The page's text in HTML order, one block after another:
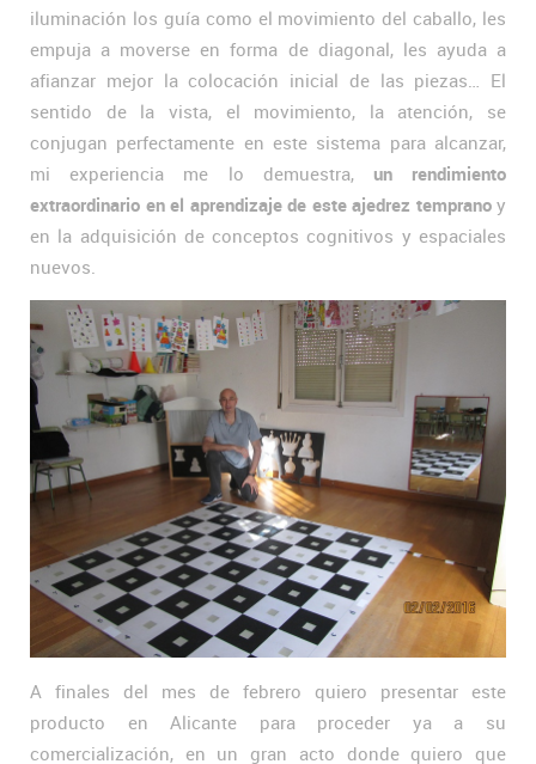
iluminación los guía como el movimiento del caballo, les
empuja a moverse en forma de diagonal, les ayuda a
afianzar mejor la colocación inicial de las piezas… El
sentido de la vista, el movimiento, la atención, se
conjugan perfectamente en este sistema para alcanzar,
mi experiencia me lo demuestra, un rendimiento
extraordinario en el aprendizaje de este ajedrez tempranoy
en la adquisición de conceptos cognitivos y espaciales
nuevos.
A finales del mes de febrero quiero presentar este
producto en Alicante para proceder ya a su
comercialización, en un gran acto donde quiero que